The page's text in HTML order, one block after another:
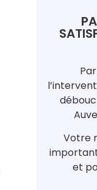
Votre
et